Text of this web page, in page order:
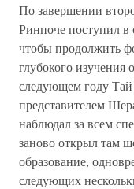
По завершении
Ринпоче поступил
чтобы продолжить
глубокого изучения
следующем году
представителем
наблюдал за всем
заново открыл там
образование,
следующих